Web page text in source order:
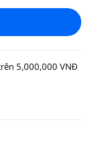
5,000,000 VNĐ